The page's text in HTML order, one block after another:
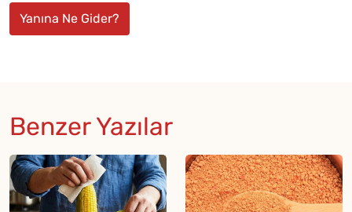
Yanına Ne Gider?
Benzer Yazılar